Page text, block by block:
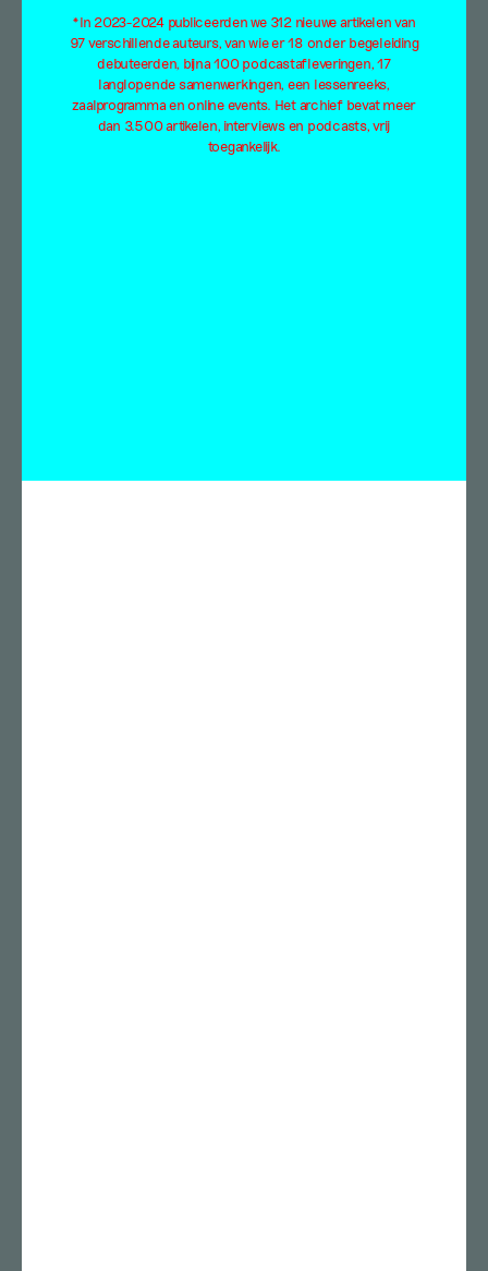
*In 2023-2024 publiceerden we 312 nieuwe artikelen van
97 verschillende auteurs, van wie er 18 onder begeleiding
debuteerden, bijna 100 podcastafleveringen, 17
langlopende samenwerkingen, een lessenreeks,
zaalprogramma en online events. Het archief bevat meer
dan 3.500 artikelen, interviews en podcasts, vrij
toegankelijk.